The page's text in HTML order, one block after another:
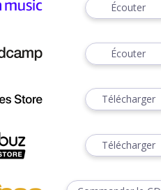
Écouter
Écouter
Télécharger
Télécharger